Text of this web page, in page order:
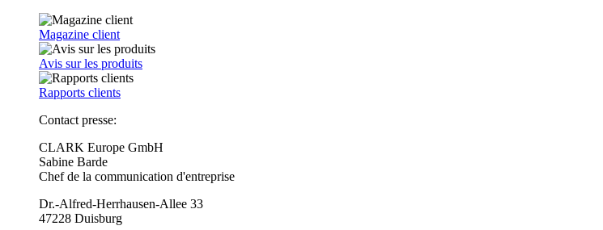
Magazine client
Avis sur les produits
Rapports clients
Contact presse:
CLARK Europe GmbH
Sabine Barde
Chef de la communication d'entreprise
Dr.-Alfred-Herrhausen-Allee 33
47228 Duisburg